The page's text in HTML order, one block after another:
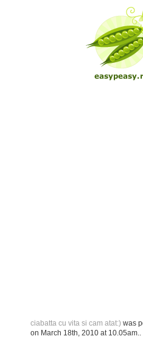
ciabatta cu vita si cam atat:) was
on March 18th, 2010 at 10.05am